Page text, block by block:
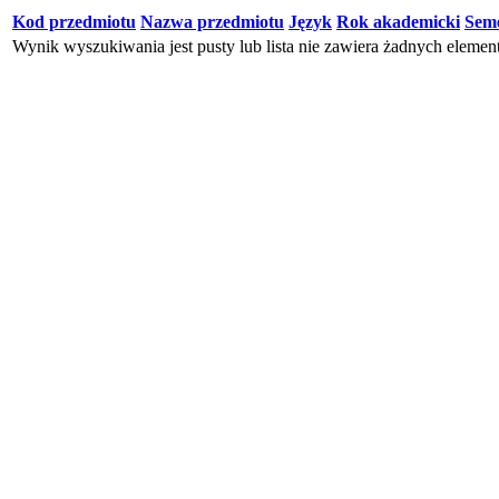
Kod przedmiotu Nazwa przedmiotu Język Rok akademicki
Wynik wyszukiwania jest pusty lub lista nie zawiera żadnych